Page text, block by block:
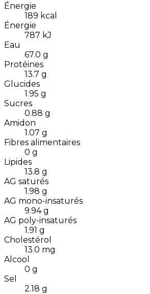
Énergie
189 kcal
Énergie
787 kJ
Eau
67.0 g
Protéines
13.7 g
Glucides
1.95 g
Sucres
0.88 g
Amidon
1.07 g
Fibres alimentaires
0 g
Lipides
13.8 g
AG saturés
1.98 g
AG mono-insaturés
9.94 g
AG poly-insaturés
1.91 g
Cholestérol
13.0 mg
Alcool
0 g
Sel
2.18 g